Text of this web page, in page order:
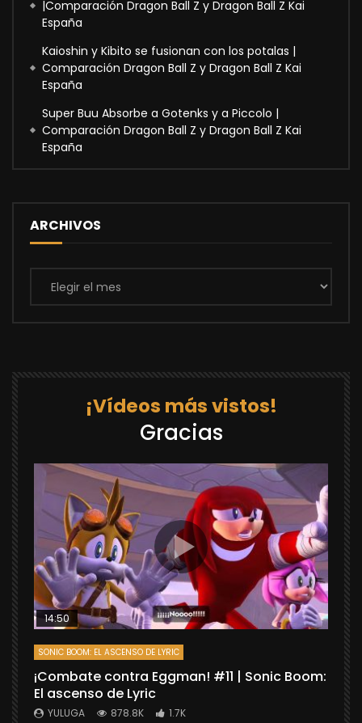
|Comparación Dragon Ball Z y Dragon Ball Z Kai
España
Kaioshin y Kibito se fusionan con los potalas |
Comparación Dragon Ball Z y Dragon Ball Z Kai
España
Super Buu Absorbe a Gotenks y a Piccolo |
Comparación Dragon Ball Z y Dragon Ball Z Kai
España
ARCHIVOS
Archivos
¡Vídeos más vistos!
Gracias
14:50
SONIC BOOM: EL ASCENSO DE LYRIC
¡Combate contra Eggman! #11 | Sonic Boom:
El ascenso de Lyric
YULUGA 878.8K 1.7K